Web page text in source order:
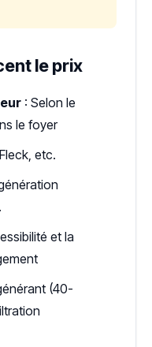
le prix
: Selon le
le foyer
etc.
et la
(40-